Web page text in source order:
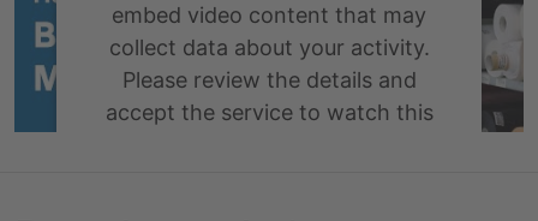
embed video content that may
collect data about your activity.
Please review the details and
accept the service to watch this